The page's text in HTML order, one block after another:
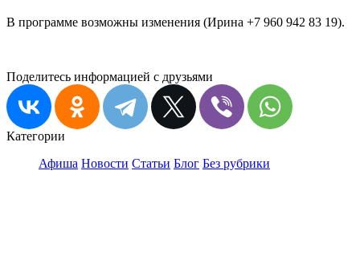
В программе возможны изменения (Ирина +7 960 942 83 19).
Поделитесь информацией с друзьями
Категории
Афиша Новости Статьи Блог Без рубрики